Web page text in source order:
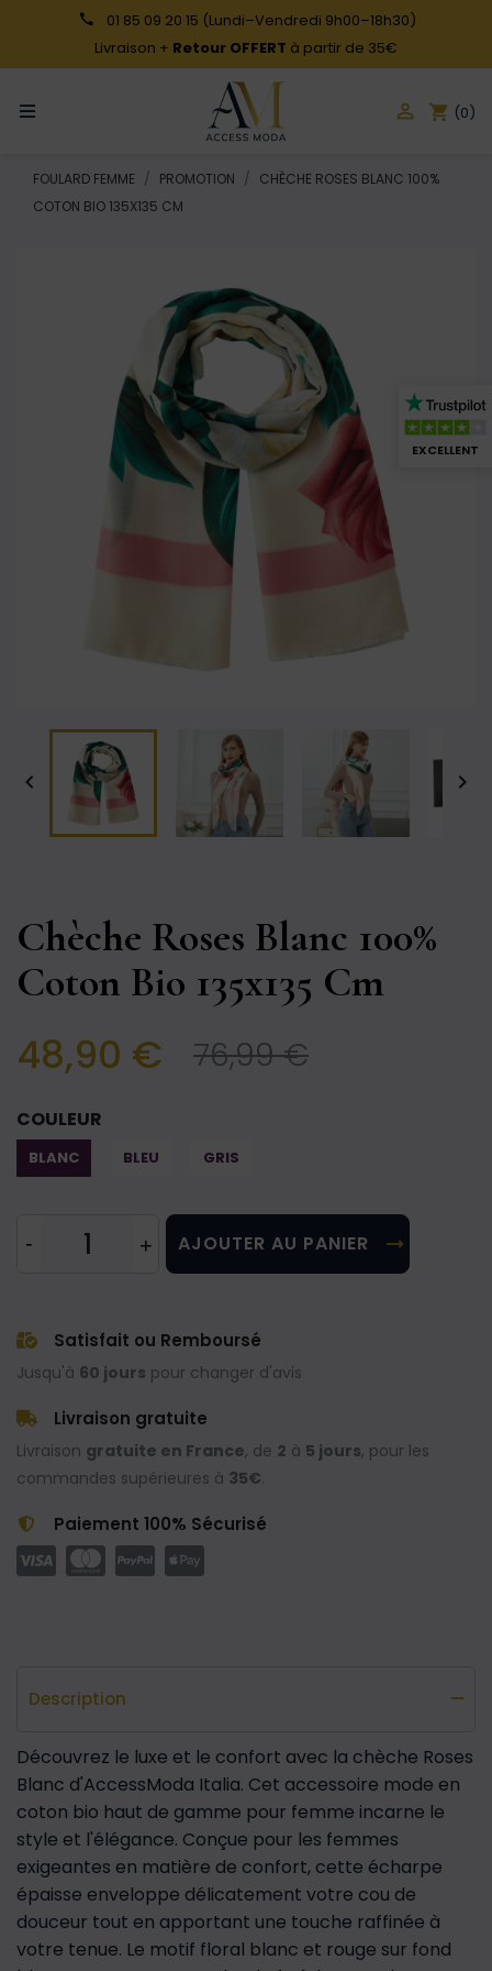
EXCELLENT
01 85 09 20 15 (Lundi–Vendredi 9h00–18h30)
Livraison + Retour OFFERT à partir de 35€
 shopping_cart (0)
FOULARD FEMME PROMOTION
CHÈCHE ROSES BLANC 100%
COTON BIO 135X135 CM
 
Chèche Roses Blanc 100%
Coton Bio 135x135 Cm
48,90 € 76,99 €
COULEUR
BLANC BLEU GRIS
AJOUTER AU PANIER
Satisfait ou Remboursé
Jusqu'à 60 jours pour changer d'avis
Livraison gratuite
Livraison gratuite en France, de 2 à 5 jours, pour les
commandes supérieures à 35€.
Paiement 100% Sécurisé
Description
Découvrez le luxe et le confort avec la chèche Roses
Blanc d'AccessModa Italia. Cet accessoire mode en
coton bio haut de gamme pour femme incarne le
style et l'élégance. Conçue pour les femmes
exigeantes en matière de confort, cette écharpe
épaisse enveloppe délicatement votre cou de
douceur tout en apportant une touche raffinée à
votre tenue. Le motif floral blanc et rouge sur fond